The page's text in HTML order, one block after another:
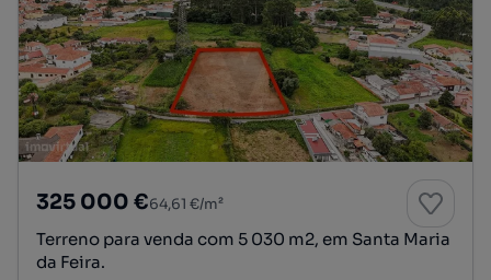
325 000 €64,61 €/m²
Terreno para venda com 5 030 m2, em Santa Maria
da Feira.